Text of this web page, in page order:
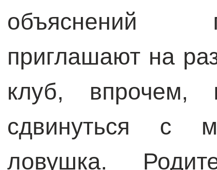
объяснений
приглашают на
клуб,
сдвинуться с
ловушка.